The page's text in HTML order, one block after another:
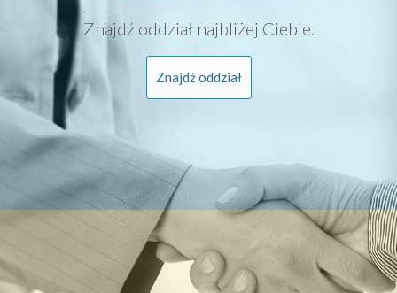
Znajdź oddział najbliżej Ciebie.
Znajdź oddział